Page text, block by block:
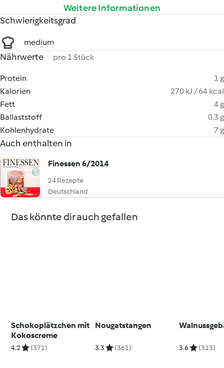
Weitere Informationen
Schwierigkeitsgrad
medium
Nährwerte pro 1 Stück
Protein
1 g
Kalorien
270 kJ / 64 kcal
Fett
4 g
Ballaststoff
0.3 g
Kohlenhydrate
7 g
Auch enthalten in
Finessen 6/2014
24 Rezepte
Deutschland
Das könnte dir auch gefallen
Schokoplätzchen mit
Kokoscreme
4.2 (371)
Nougatstangen
3.3 (361) 3.6 (313)